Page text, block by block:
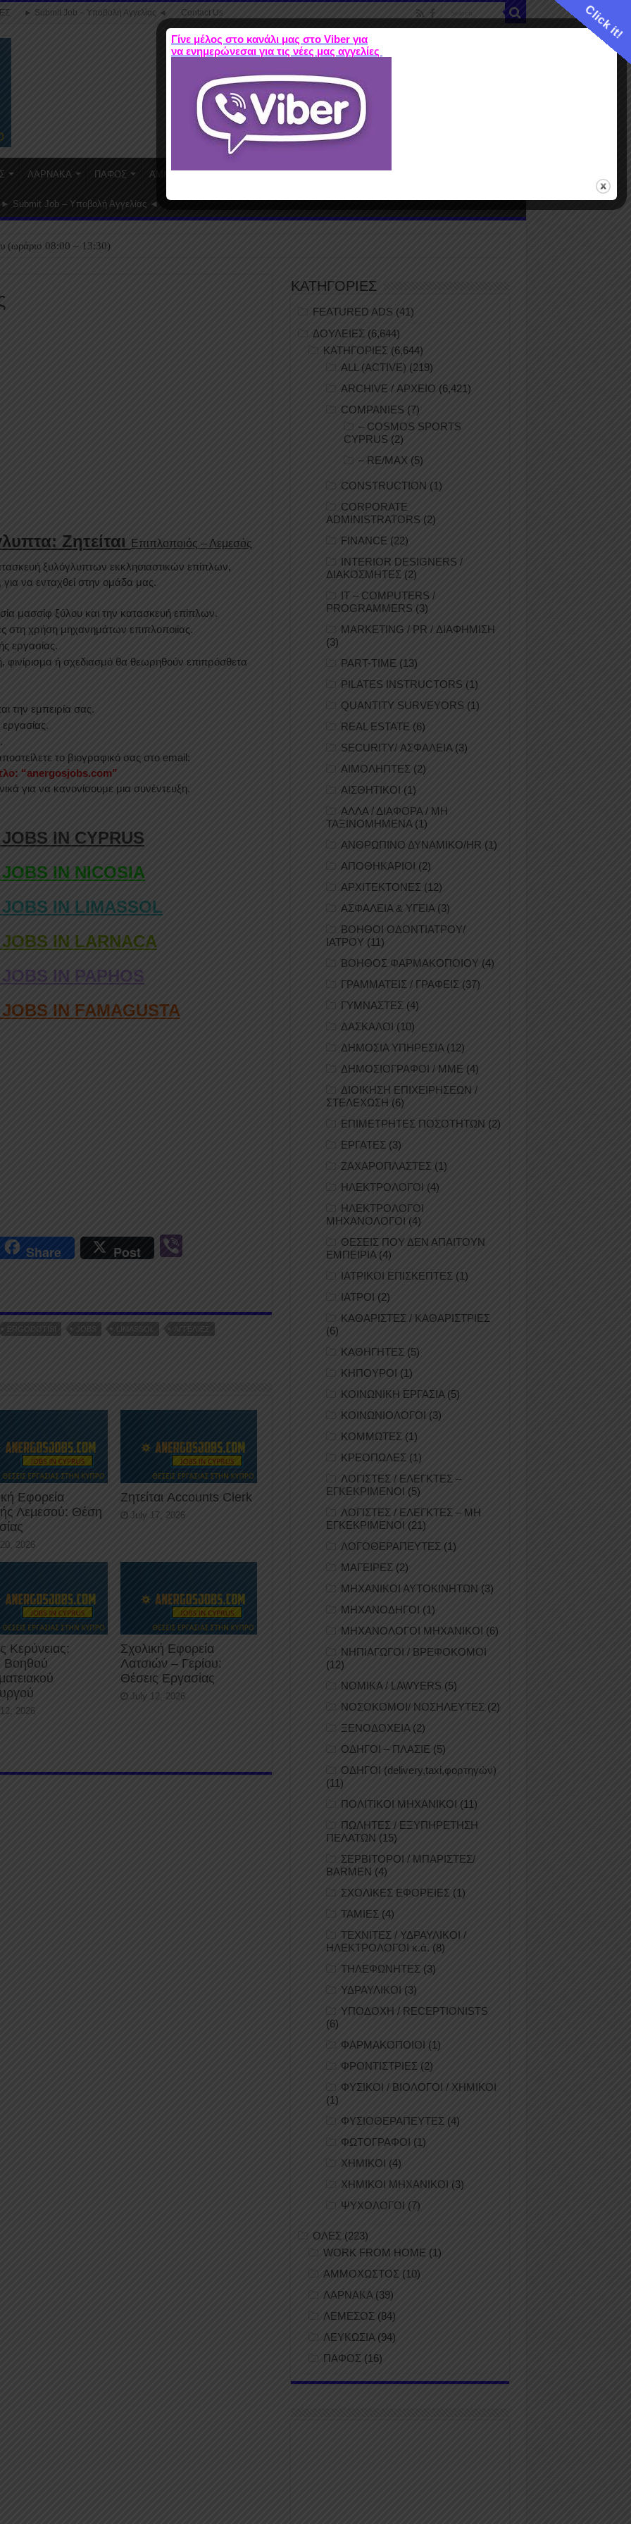
► Submit Job – Υποβολή Αγγελίας ◄ Contact Us
ΛΑΡΝΑΚΑ ΠΑΦΟΣ ΑΜΜΟΧΩΣΤΟΣ
► Submit Job – Υποβολή Αγγελίας ◄
(ωράριο 08:00 – 13:30)
Ζητείται
Επιπλοποιός – Λεμεσός
ξυλόγλυπτων εκκλησιαστικών επίπλων,
να ενταχθεί στην ομάδα μας.
μασσίφ ξύλου και την κατασκευή επίπλων.
στη χρήση μηχανημάτων επιπλοποιίας.
εργασίας.
φινίρισμα ή σχεδιασμό θα θεωρηθούν επιπρόσθετα
την εμπειρία σας.
εργασίας.
το βιογραφικό σας στο email:
“anergosjobs.com”
για να κανονίσουμε μια συνέντευξη.
IN CYPRUS
IN NICOSIA
IN LIMASSOL
IN LARNACA
IN PAPHOS
IN FAMAGUSTA
Share Post
ERGODOTISI JOBS LIMASSOL
ΑΓΓΕΛΊΕΣ
Εφορεία
Λεμεσού: Θέση
2026
Ζητείται Accounts Clerk
July 17, 2026
Κερύνειας:
Βοηθού
2026
Σχολική Εφορεία
Λατσιών – Γερίου:
Θέσεις Εργασίας
July 12, 2026
ΚΑΤΗΓΟΡΙΕΣ
FEATURED ADS (41)
ΔΟΥΛΕΙΕΣ (6,644)
ΚΑΤΗΓΟΡΙΕΣ (6,644)
ALL (ACTIVE) (219)
ARCHIVE / ΑΡΧΕΙΟ (6,421)
COMPANIES (7)
– COSMOS SPORTS
CYPRUS (2)
– RE/MAX (5)
CONSTRUCTION (1)
CORPORATE
ADMINISTRATORS (2)
FINANCE (22)
INTERIOR DESIGNERS /
ΔΙΑΚΟΣΜΗΤΕΣ (2)
IT – COMPUTERS /
PROGRAMMERS (3)
MARKETING / PR / ΔΙΑΦΗΜΙΣΗ
(3)
PART-TIME (13)
PILATES INSTRUCTORS (1)
QUANTITY SURVEYORS (1)
REAL ESTATE (6)
SECURITY/ ΑΣΦΑΛΕΙΑ(3)
ΑΙΜΟΛΗΠΤΕΣ (2)
ΑΙΣΘΗΤΙΚΟΙ (1)
ΑΛΛΑ / ΔΙΑΦΟΡΑ / ΜΗ
ΤΑΞΙΝΟΜΗΜΕΝΑ(1)
ΑΝΘΡΩΠΙΝΟ ΔΥΝΑΜΙΚΟ/HR (1)
ΑΠΟΘΗΚΑΡΙΟΙ (2)
ΑΡΧΙΤΕΚΤΟΝΕΣ (12)
ΑΣΦΑΛΕΙΑ & ΥΓΕΙΑ (3)
ΒΟΗΘΟΙ ΟΔΟΝΤΙΑΤΡΟΥ/
ΙΑΤΡΟΥ(11)
ΒΟΗΘΟΣ ΦΑΡΜΑΚΟΠΟΙΟΥ (4)
ΓΡΑΜΜΑΤΕΙΣ / ΓΡΑΦΕΙΣ (37)
ΓΥΜΝΑΣΤΕΣ (4)
ΔΑΣΚΑΛΟΙ (10)
ΔΗΜΟΣΙΑ ΥΠΗΡΕΣΙΑ (12)
ΔΗΜΟΣΙΟΓΡΑΦΟΙ / ΜΜΕ (4)
ΔΙΟΙΚΗΣΗ ΕΠΙΧΕΙΡΗΣΕΩΝ /
ΣΤΕΛΕΧΩΣΗ (6)
ΕΠΙΜΕΤΡΗΤΕΣ ΠΟΣΟΤΗΤΩΝ (2)
ΕΡΓΑΤΕΣ (3)
ΖΑΧΑΡΟΠΛΑΣΤΕΣ (1)
ΗΛΕΚΤΡΟΛΟΓΟΙ (4)
ΗΛΕΚΤΡΟΛΟΓΟΙ
ΜΗΧΑΝΟΛΟΓΟΙ (4)
ΘΕΣΕΙΣ ΠΟΥ ΔΕΝ ΑΠΑΙΤΟΥΝ
ΕΜΠΕΙΡΙΑ(4)
ΙΑΤΡΙΚΟΙ ΕΠΙΣΚΕΠΤΕΣ (1)
ΙΑΤΡΟΙ (2)
ΚΑΘΑΡΙΣΤΕΣ / ΚΑΘΑΡΙΣΤΡΙΕΣ
(6)
ΚΑΘΗΓΗΤΕΣ (5)
ΚΗΠΟΥΡΟΙ (1)
ΚΟΙΝΩΝΙΚΗ ΕΡΓΑΣΙΑ(5)
ΚΟΙΝΩΝΙΟΛΟΓΟΙ (3)
ΚΟΜΜΩΤΕΣ (1)
ΚΡΕΟΠΩΛΕΣ (1)
ΛΟΓΙΣΤΕΣ / ΕΛΕΓΚΤΕΣ –
ΕΓΚΕΚΡΙΜΕΝΟΙ (5)
ΛΟΓΙΣΤΕΣ / ΕΛΕΓΚΤΕΣ – ΜΗ
ΕΓΚΕΚΡΙΜΕΝΟΙ (21)
ΛΟΓΟΘΕΡΑΠΕΥΤΕΣ (1)
ΜΑΓΕΙΡΕΣ (2)
ΜΗΧΑΝΙΚΟΙ ΑΥΤΟΚΙΝΗΤΩΝ (3)
ΜΗΧΑΝΟΔΗΓΟΙ (1)
ΜΗΧΑΝΟΛΟΓΟΙ ΜΗΧΑΝΙΚΟΙ (6)
ΝΗΠΙΑΓΩΓΟΙ / ΒΡΕΦΟΚΟΜΟΙ
(12)
ΝΟΜΙΚΑ / LAWYERS (5)
ΝΟΣΟΚΟΜΟΙ/ ΝΟΣΗΛΕΥΤΕΣ (2)
ΞΕΝΟΔΟΧΕΙΑ(2)
ΟΔΗΓΟΙ – ΠΛΑΣΙΕ (5)
ΟΔΗΓΟΙ (delivery,taxi,φορτηγών)
(11)
ΠΟΛΙΤΙΚΟΙ ΜΗΧΑΝΙΚΟΙ (11)
ΠΩΛΗΤΕΣ / ΕΞΥΠΗΡΕΤΗΣΗ
ΠΕΛΑΤΩΝ (15)
ΣΕΡΒΙΤΟΡΟΙ / ΜΠΑΡΙΣΤΕΣ/
BARMEN (4)
ΣΧΟΛΙΚΕΣ ΕΦΟΡΕΙΕΣ (1)
ΤΑΜΙΕΣ (4)
ΤΕΧΝΙΤΕΣ / ΥΔΡΑΥΛΙΚΟΙ /
ΗΛΕΚΤΡΟΛΟΓΟΙ κ.ά. (8)
ΤΗΛΕΦΩΝΗΤΕΣ (3)
ΥΔΡΑΥΛΙΚΟΙ (3)
ΥΠΟΔΟΧΗ / RECEPTIONISTS
(6)
ΦΑΡΜΑΚΟΠΟΙΟΙ (1)
ΦΡΟΝΤΙΣΤΡΙΕΣ (2)
ΦΥΣΙΚΟΙ / ΒΙΟΛΟΓΟΙ / ΧΗΜΙΚΟΙ
(1)
ΦΥΣΙΟΘΕΡΑΠΕΥΤΕΣ (4)
ΦΩΤΟΓΡΑΦΟΙ (1)
ΧΗΜΙΚΟΙ (4)
ΧΗΜΙΚΟΙ ΜΗΧΑΝΙΚΟΙ (3)
ΨΥΧΟΛΟΓΟΙ (7)
ΟΛΕΣ (223)
WORK FROM HOME (1)
ΑΜΜΟΧΩΣΤΟΣ (10)
ΛΑΡΝΑΚΑ (39)
ΛΕΜΕΣΟΣ (84)
ΛΕΥΚΩΣΙΑ(94)
ΠΑΦΟΣ (16)
Click it!
Γίνε μέλος στο κανάλι μας στο Viber για
να ενημερώνεσαι για τις νέες μας αγγελίες